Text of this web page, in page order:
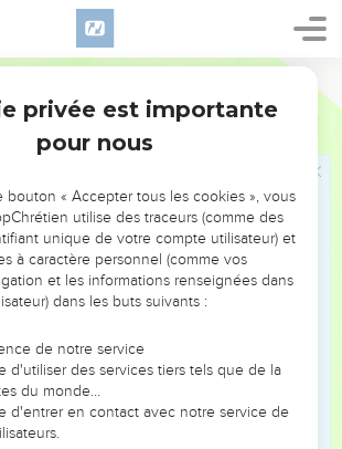
? Dieu n'est connu, a-t-on dit avec
se donne à connaître ; à plus forte
la condition d'avoir lui-même révélé
il est vrai, comme parallèle fourni par le
psaumes de pénitence
Mais, si la conscience religieuse a
de la révélation, des termes saisissants
sentiments d'humiliation et son désir
divin, l'Israélite seul a su donner essor à
ardeur d'amour qui cherche moins
que Dieu lui-même.
que la vie... Quel autre ai-je au ciel
c'est tout mon bien.( Psaumes 63.4
de la gloire du Dieu fort, les
privée est importante
pour nous
bouton « Accepter tous les cookies », vous
utilise des traceurs (comme des
unique de votre compte utilisateur) et
à caractère personnel (comme vos
et les informations renseignées dans
dans les buts suivants :
de notre service
d'utiliser des services tiers tels que de la
du monde…
d'entrer en contact avec notre service de